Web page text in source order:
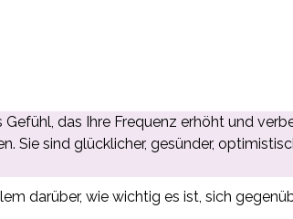
das Ihre Frequenz erhöht und
Sie sind glücklicher, gesünder,
darüber, wie wichtig es ist, sich